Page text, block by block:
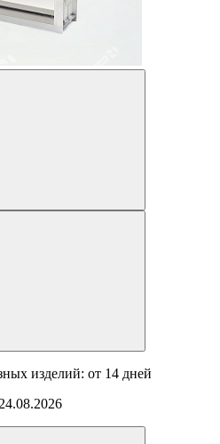
изделий: от 14 дней
24.08.2026